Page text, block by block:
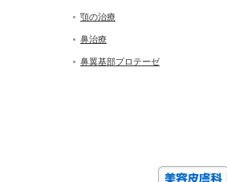
顎の治療
鼻治療
鼻翼基部プロテーゼ